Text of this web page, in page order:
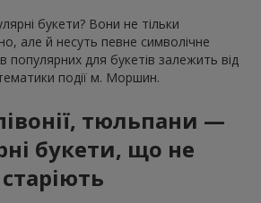
букети? Вони не тільки
але й несуть певне символічне
популярних для букетів залежить від
події м. Моршин.
тюльпани —
букети, що не
старіють